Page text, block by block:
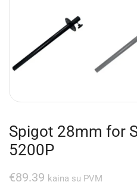
Spigot 28mm for
5200P
€89.39 kaina su PVM